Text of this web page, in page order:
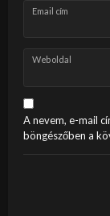
Email cím
Weboldal
A nevem, e-mail
böngészőben a